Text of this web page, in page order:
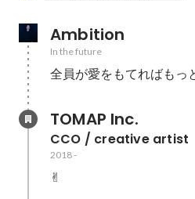
Ambition
In the future
全員が愛をもてればもっ
TOMAP Inc.
CCO / creative artist
2018-
✌︎